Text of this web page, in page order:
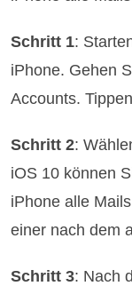
Schritt 1:
iPhone. Gehen
Accounts.
Schritt 2:
iOS 10 können
iPhone alle
einer nach dem
Schritt 3: Nach